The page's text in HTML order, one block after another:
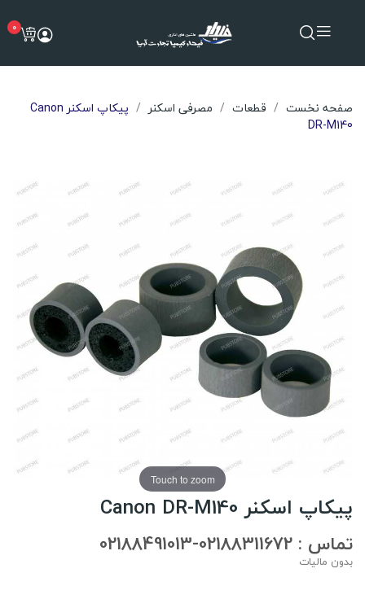
0
صفحه نخست قطعات مصرفی اسکنر
پیکاپ اسکنر Canon
DR-M140
Touch to zoom
پیکاپ اسکنر Canon DR-M140
تماس : 02188311672-02188491013
بدون مالیات